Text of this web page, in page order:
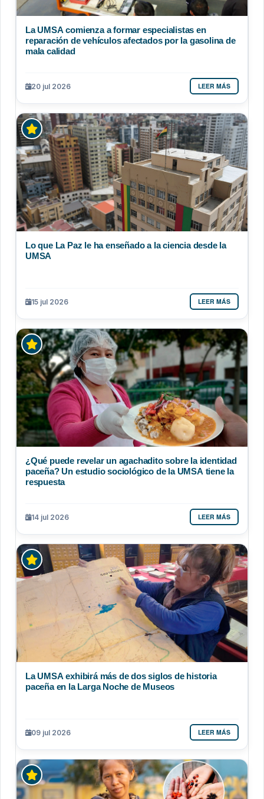
La UMSA comienza a formar especialistas en
reparación de vehículos afectados por la gasolina de
mala calidad
20 jul 2026 LEER MÁS
Lo que La Paz le ha enseñado a la ciencia desde la
UMSA
15 jul 2026 LEER MÁS
¿Qué puede revelar un agachadito sobre la identidad
paceña? Un estudio sociológico de la UMSA tiene la
respuesta
14 jul 2026 LEER MÁS
La UMSA exhibirá más de dos siglos de historia
paceña en la Larga Noche de Museos
09 jul 2026 LEER MÁS